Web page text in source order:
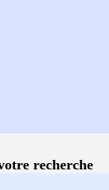
recherche